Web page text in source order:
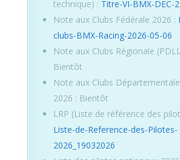
technique) : Titre-VI-BMX-DEC-
Note aux Clubs Fédérale 2026 :
clubs-BMX-Racing-2026-05-06
Note aux Clubs Régionale
Bientôt
Note aux Clubs
2026 : Bientôt
LRP (Liste de référence des
Liste-de-Reference-des-Pilotes-
2026_19032026